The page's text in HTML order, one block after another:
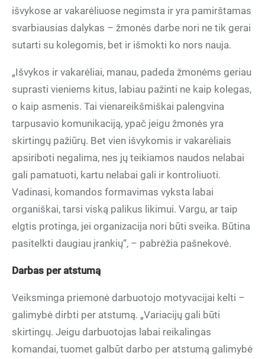
išvykose ar vakarėliuose negimsta ir yra pamirštamas
svarbiausias dalykas – žmonės darbe nori ne tik gerai
sutarti su kolegomis, bet ir išmokti ko nors nauja.
„Išvykos ir vakarėliai, manau, padeda žmonėms geriau
suprasti vieniems kitus, labiau pažinti ne kaip kolegas,
o kaip asmenis. Tai vienareikšmiškai palengvina
tarpusavio komunikaciją, ypač jeigu žmonės yra
skirtingų pažiūrų. Bet vien išvykomis ir vakarėliais
apsiriboti negalima, nes jų teikiamos naudos nelabai
gali pamatuoti, kartu nelabai gali ir kontroliuoti.
Vadinasi, komandos formavimas vyksta labai
organiškai, tarsi viską palikus likimui. Vargu, ar taip
elgtis protinga, jei organizacija nori būti sveika. Būtina
pasitelkti daugiau įrankių“, – pabrėžia pašnekovė.
Darbas per atstumą
Veiksminga priemonė darbuotojo motyvacijai kelti –
galimybė dirbti per atstumą. „Variacijų gali būti
skirtingų. Jeigu darbuotojas labai reikalingas
komandai, tuomet galbūt darbo per atstumą galimybė